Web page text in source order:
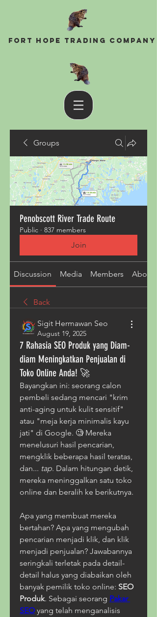
Fort Hope Trading Company
Groups
Penobscott River Trade Route
Public · 837 members
Join
Discussion Media Members About
Back
Sigit Hermawan Seo
August 19, 2025
7 Rahasia SEO Produk yang Diam-
diam Meningkatkan Penjualan di
Toko Online Anda! 🚀
Bayangkan ini: seorang calon
pembeli sedang mencari "krim
anti-aging untuk kulit sensitif"
atau "meja kerja minimalis kayu
jati" di Google. 🧐 Mereka
menelusuri hasil pencarian,
mengklik beberapa hasil teratas,
dan... tap. Dalam hitungan detik,
mereka meninggalkan satu toko
online dan beralih ke berikutnya.
Apa yang membuat mereka
bertahan? Apa yang mengubah
pencarian menjadi klik, dan klik
menjadi penjualan? Jawabannya
seringkali terletak pada detail-
detail halus yang diabaikan oleh
banyak pemilik toko online: SEO
Produk. Sebagai seorang Pakar
SEO yang telah menganalisis